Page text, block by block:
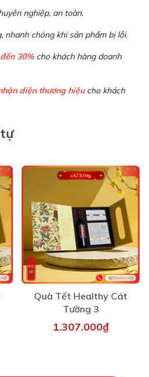
nghiệp, an toàn.
nhanh chóng khi sản phẩm bị lỗi.
30%cho khách hàng doanh
diện thương hiệucho khách
Quà Tết Healthy Cát
Tường 3
1.307.000₫